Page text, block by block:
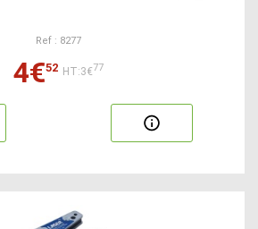
Ref : 8277
4€52 HT:3€77